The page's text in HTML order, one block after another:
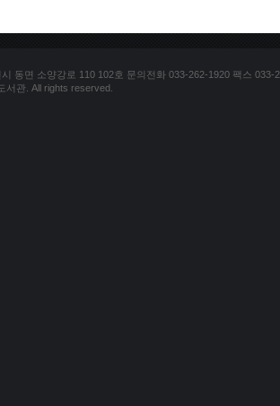
동면 소양강로 110 102호 문의전화 033-262-1920 팩스 033-
서관. All rights reserved.